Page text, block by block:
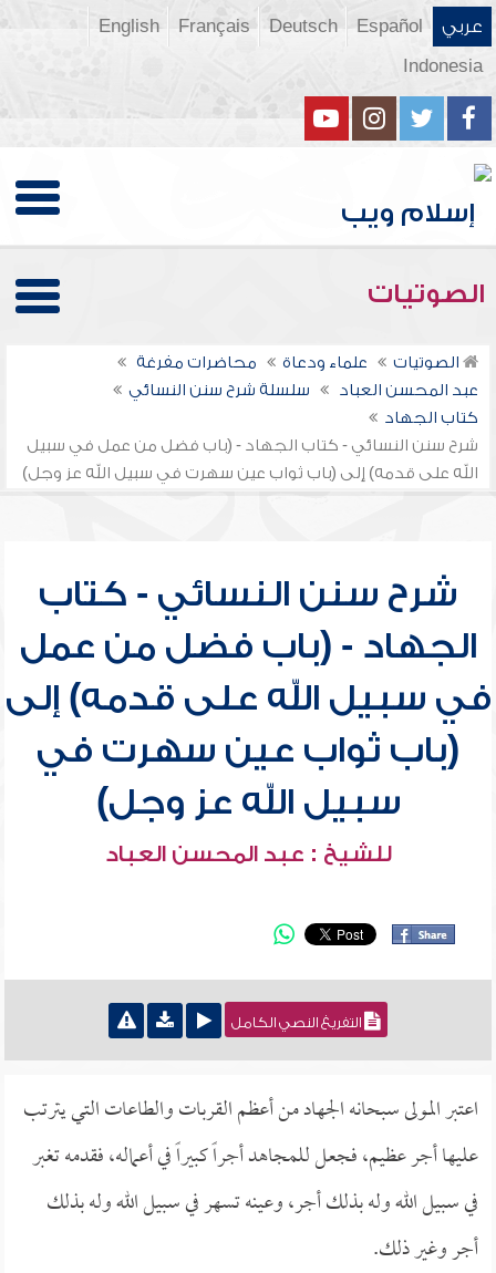
عربي Español
Deutsch
Français
English
Indonesia
الصوتيات
الصوتيات علماء ودعاة
محاضرات مفرغة
عبد المحسن العباد
سلسلة شرح سنن النسائي
كتاب الجهاد
شرح سنن النسائي - كتاب الجهاد - (باب فضل من عمل في سبيل
الله على قدمه) إلى (باب ثواب عين سهرت في سبيل الله عز وجل)
شرح سنن النسائي - كتاب
الجهاد - (باب فضل من عمل
في سبيل الله على قدمه) إلى
(باب ثواب عين سهرت في
سبيل الله عز وجل)
للشيخ : عبد المحسن العباد
التفريغ النصي الكامل
اعتبر المولى سبحانه الجهاد من أعظم القربات والطاعات التي يترتب
عليها أجر عظيم، فجعل للمجاهد أجراً كبيراً في أعماله، فقدمه تغبر
في سبيل الله وله بذلك أجر، وعينه تسهر في سبيل الله وله بذلك
أجر وغير ذلك.